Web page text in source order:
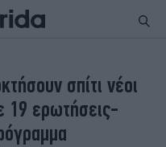
ΕΛΛΑΔΑ
ΚΟΣΜΟΣ
ΠΑΝΕΛΛΗΝΙΕΣ
σπίτι νέοι
19 ερωτήσεις-